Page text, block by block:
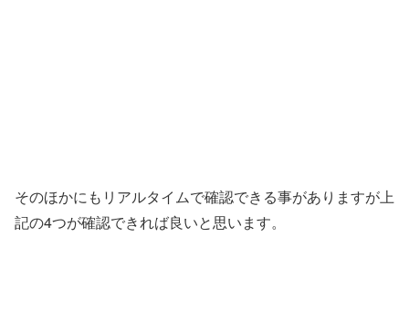
そのほかにもリアルタイムで確認できる事がありますが上
記の4つが確認できれば良いと思います。